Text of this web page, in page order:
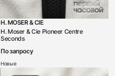
H. MOSER & CIE
H. Moser & Cie Pioneer Centre
Seconds
По запросу
Новые